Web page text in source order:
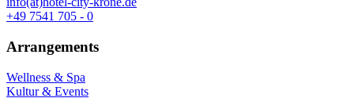
+49 7541 705 - 0
Arrangements
Wellness & Spa
Kultur & Events